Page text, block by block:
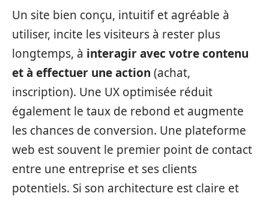
Un site bien conçu, intuitif et agréable à
utiliser, incite les visiteurs à rester plus
longtemps, à interagir avec votre contenu
et à effectuer une action (achat,
inscription). Une UX optimisée réduit
également le taux de rebond et augmente
les chances de conversion. Une plateforme
web est souvent le premier point de contact
entre une entreprise et ses clients
potentiels. Si son architecture est claire et